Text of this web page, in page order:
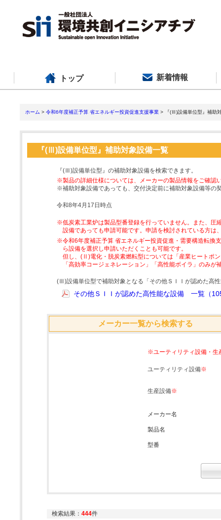
トップ 新着情報
ホーム > 令和6年度補正予算 省エネルギー投資促進支援事業 > 『(Ⅲ)設備単位型』補助
『(Ⅲ)設備単位型』補助対象設備一覧
『(Ⅲ)設備単位型』の補助対象設備を検索できます。
※製品の詳細仕様については、メーカーの製品情報をご確認
※補助対象設備であっても、交付決定前に補助対象設備等の
令和8年4月17日時点
※低炭素工業炉は製品型番登録を行っていません。また、圧
設備であっても申請可能です。申請を検討されている方は
※令和6年度補正予算 省エネルギー投資促進・需要構造転
ら設備を選択し申請いただくことも可能です。
但し、(Ⅱ)電化・脱炭素燃転型については「産業ヒートポ
「高効率コージェネレーション」「高性能ボイラ」のみが
(Ⅲ)設備単位型で補助対象となる「その他ＳＩＩが認めた高
その他ＳＩＩが認めた高性能な設備 一覧（
メーカー一覧から検索する
※ユーティリティ設備・生
ユーティリティ設備※
生産設備※
メーカー名
製品名
型番
検索結果： 444件